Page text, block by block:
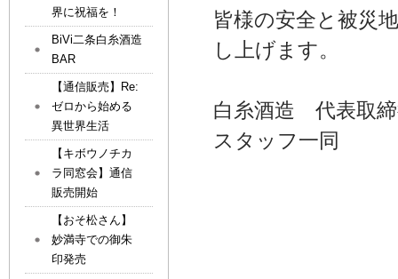
皆様の安全と被災
し上げます。
白糸酒造 代表取
スタッフ一同
界に祝福を！
BiVi二条白糸酒造
BAR
【通信販売】Re:
ゼロから始める
異世界生活
【キボウノチカ
ラ同窓会】通信
販売開始
【おそ松さん】
妙満寺での御朱
印発売